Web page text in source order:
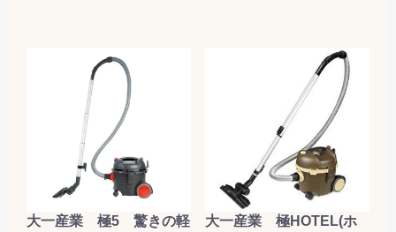
大一産業 極5 驚きの軽
大一産業 極HOTEL(ホ